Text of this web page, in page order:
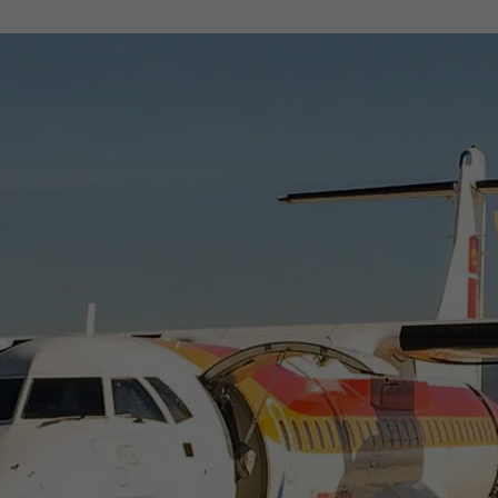
können Ihre Einwilligung zu ganzen Kategorien geben oder
zu verstehen, wie unsere Besucher unsere Website nutzen.
Cookie-Informationen anzeigen
blockiert. Wenn Cookies von externen Medien akzeptiert werden,
Cookie-Informationen anzeigen